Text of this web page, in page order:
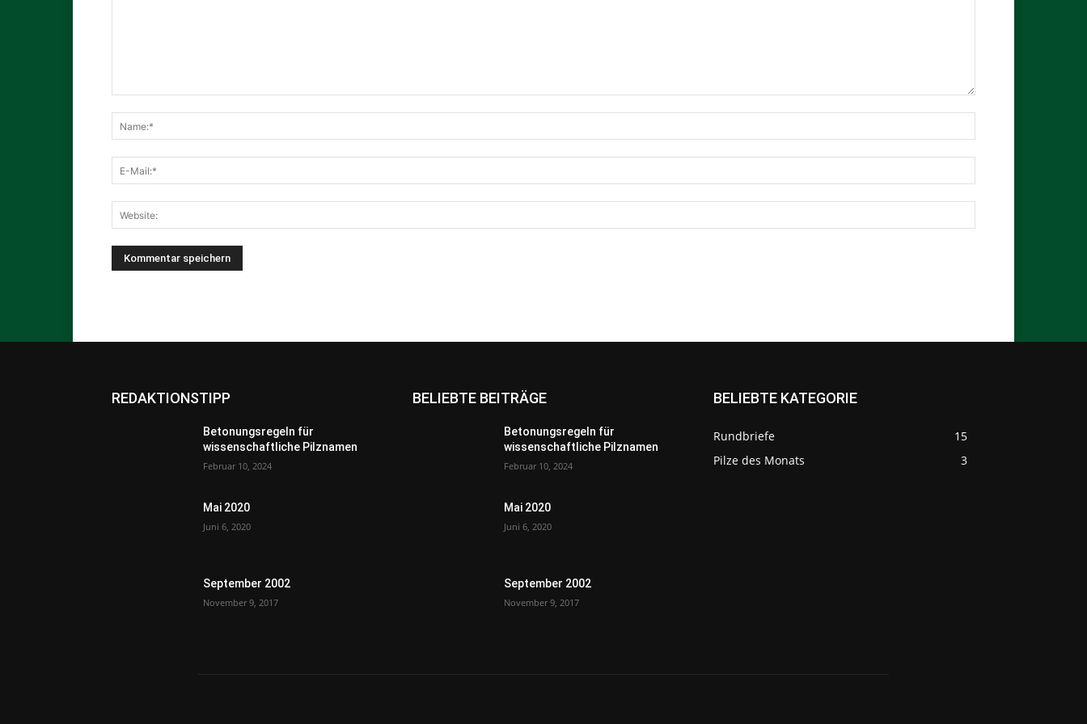
REDAKTIONSTIPP
Betonungsregeln für
wissenschaftliche Pilznamen
Februar 10, 2024
Mai 2020
Juni 6, 2020
September 2002
November 9, 2017
BELIEBTE BEITRÄGE
Betonungsregeln für
wissenschaftliche Pilznamen
Februar 10, 2024
Mai 2020
Juni 6, 2020
September 2002
November 9, 2017
BELIEBTE KATEGORIE
Rundbriefe
15
Pilze des Monats
3